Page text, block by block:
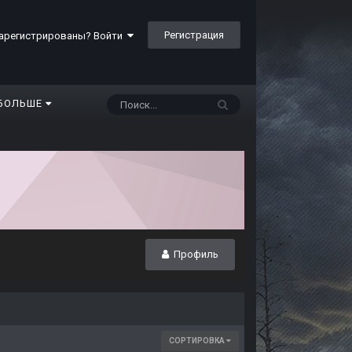
Войти Регистрация
Профиль
СОРТИРОВКА